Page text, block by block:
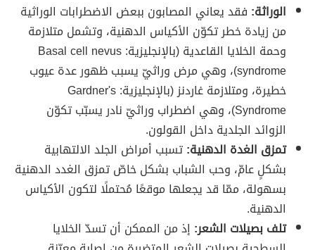
الوراثة: فقد يعاني المصابون ببعض الاضطرابات الوراثية
من زيادة خطر تكوّن الأكياس الدهنية، وتشمل متلازمة
وحمة الخلايا القاعدية (بالإنجليزية: Basal cell nevus
syndrome)، وهي مرض وراثيّ يسبب ظهور عدة عيوب
خطيرة، ومتلازمة غاردنز (بالإنجليزية: Gardner's
Syndrome)، وهي اضطراب وراثيّ نادر يسبّب تكوّن
الزوائد الجلدية داخل القولون.
تمزق الغدة الدهنية:تسبب أمراض الجلد الالتهابية
بشكلٍ عامّ، وحب الشباب بشكل خاصّ تمزق الغدد الدهنية
بسهولة، ممّا قد يجعلها موقعًا مُحتملًا لتكون الأكياس
الدهنية.
تلف بصيلات الشعر: إذ من الممكن أن تسدّ الخلايا